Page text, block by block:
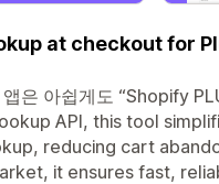
at checkout for
은 아쉽게도 “Shopify
API, this tool
reducing cart
it ensures fast,